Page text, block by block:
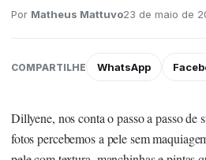
Por Matheus Mattuvo23 de maio de
COMPARTILHE WhatsApp
Dillyene, nos conta o passo a passo de
fotos percebemos a pele sem